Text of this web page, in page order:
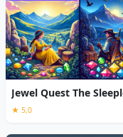
★ 5,0